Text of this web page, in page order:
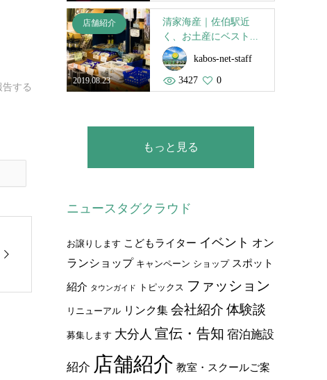
告する
2019.08.23
店舗紹介
清家海産｜佐伯駅近
く、お土産にベスト...
kabos-net-staff
3427 0
もっと見る
ニュースタグクラウド
お譲りします こどもライター イベント オン
ランショップ キャンペーン ショップ スポット
紹介 タウンガイド トピックス ファッション
リニューアル リンク集 会社紹介 体験談
募集します 大分人 宣伝・告知 宿泊施設
紹介 店舗紹介 教室・スクールご案